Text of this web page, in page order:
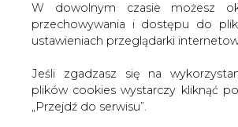
W dowolnym czasie możesz
przechowywania i dostępu do
ustawieniach przeglądarki
Jeśli zgadzasz się na
plików cookies wystarczy kliknąć
„Przejdź do serwisu”.
pory współpracę z
Atomowej (MAEA), której celem ma
Zachodu co do charakteru
gospodarczej i dyplomatycznej.
# Energetyka #świat